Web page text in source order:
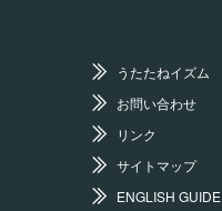
うたたねイズム
お問い合わせ
リンク
サイトマップ
ENGLISH GUIDE